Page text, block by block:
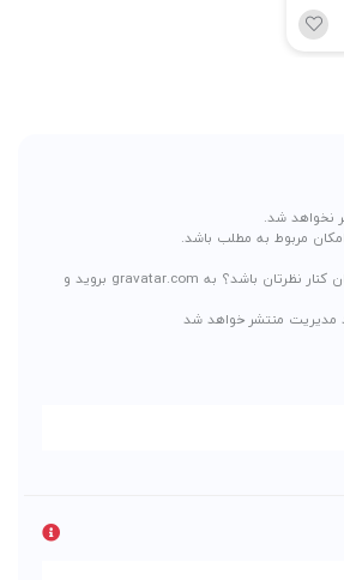
نخواهد شد.
مربوط به مطلب باشد.
نظرتان باشد؟ به gravatar.com بروید و
مدیریت منتشر خواهد شد